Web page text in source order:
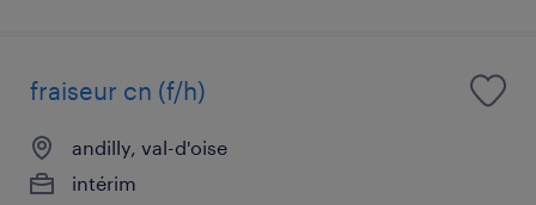
fraiseur cn (f/h)
andilly, val-d'oise
intérim